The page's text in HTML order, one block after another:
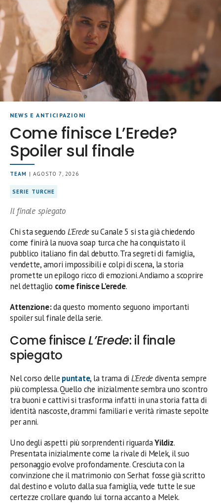
NEWS E ANTICIPAZIONI
Come finisce L’Erede?
Spoiler sul finale
TEAM | AGOSTO 7, 2026
SERIE TURCHE
Il finale spiegato
Chi sta seguendo L’Eredesu Canale 5 si sta già chiedendo
come finirà la nuova soap turca che ha conquistato il
pubblico italiano fin dal debutto. Tra segreti di famiglia,
vendette, amori impossibili e colpi di scena, la storia
promette un epilogo ricco di emozioni. Andiamo a scoprire
nel dettaglio come finisce L’erede.
Attenzione:da questo momento seguono importanti
spoiler sul finale della serie.
Come finisceL’Erede: il finale
spiegato
Nel corso delle puntate, la trama di L’Eredediventa sempre
più complessa. Quello che inizialmente sembra uno scontro
tra buoni e cattivi si trasforma infatti in una storia fatta di
identità nascoste, drammi familiari e verità rimaste sepolte
per anni.
Uno degli aspetti più sorprendenti riguardaYildiz.
Presentata inizialmente come la rivale di Melek, il suo
personaggio evolve profondamente. Cresciuta con la
convinzione che il matrimonio con Serhat fosse già scritto
dal destino e voluto dalla sua famiglia, vede tutte le sue
certezze crollare quando lui torna accanto a Melek.